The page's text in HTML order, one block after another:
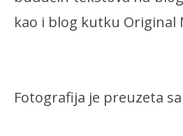
kao i blog kutku Original
Fotografija je preuzeta sa